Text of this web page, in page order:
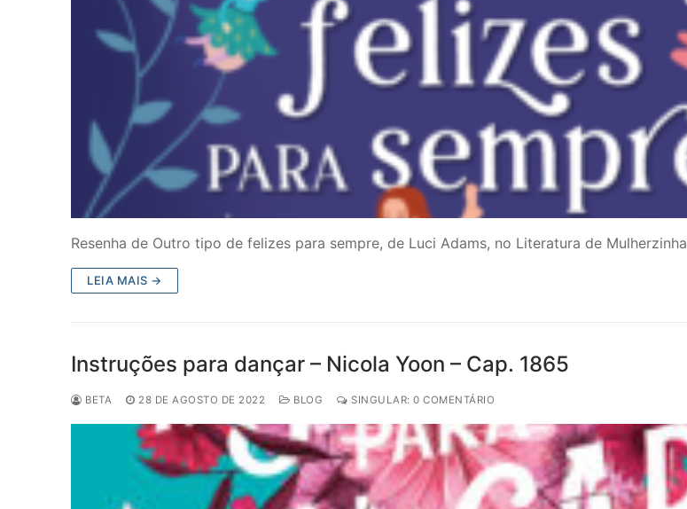
Resenha de Outro tipo de felizes para sempre, de Luci Adams, no Literatura de Mulherzinha
LEIA MAIS →
Instruções para dançar – Nicola Yoon – Cap. 1865
BETA 28 DE AGOSTO DE 2022 BLOG SINGULAR: 0 COMENTÁRIO